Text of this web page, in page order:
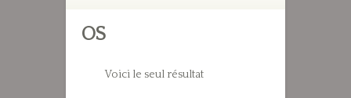
OS
Voici le seul résultat